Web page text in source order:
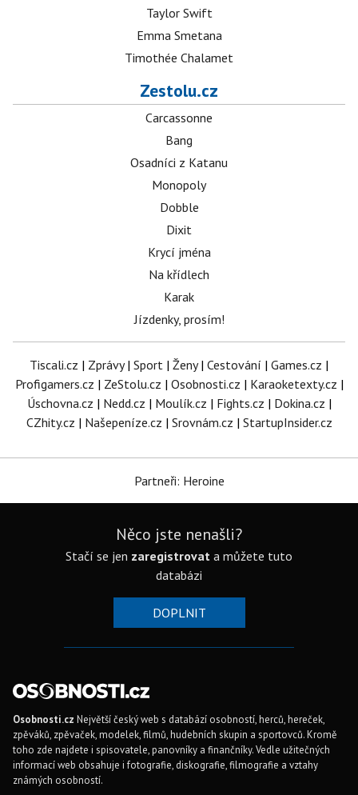
Taylor Swift
Emma Smetana
Timothée Chalamet
Zestolu.cz
Carcassonne
Bang
Osadníci z Katanu
Monopoly
Dobble
Dixit
Krycí jména
Na křídlech
Karak
Jízdenky, prosím!
Tiscali.cz | Zprávy| Sport | Ženy| Cestování | Games.cz |
Profigamers.cz | ZeStolu.cz | Osobnosti.cz | Karaoketexty.cz |
Úschovna.cz | Nedd.cz | Moulík.cz | Fights.cz | Dokina.cz |
CZhity.cz | Našepeníze.cz | Srovnám.cz | StartupInsider.cz
Partneři: Heroine
Něco jste nenašli?
Stačí se jen zaregistrovat a můžete tuto
databázi
DOPLNIT
Osobnosti.cz Největší český web s databází osobností, herců, hereček,
zpěváků, zpěvaček, modelek, filmů, hudebních skupin a sportovců. Kromě
toho zde najdete i spisovatele, panovníky a finančníky. Vedle užitečných
informací web obsahuje i fotografie, diskografie, filmografie a vztahy
známých osobností.